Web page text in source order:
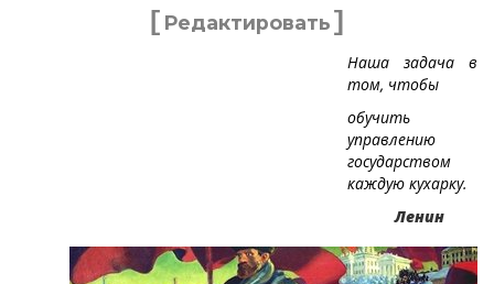
[ Редактировать]
Наша задача в
том, чтобы
обучить
управлению
государством
каждую кухарку.
Ленин